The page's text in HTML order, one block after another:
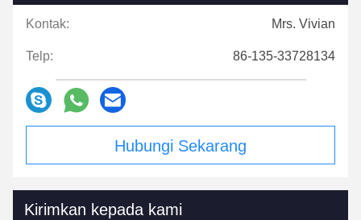
Kontak: Mrs. Vivian
Telp: 86-135-33728134
Hubungi Sekarang
Kirimkan kepada kami